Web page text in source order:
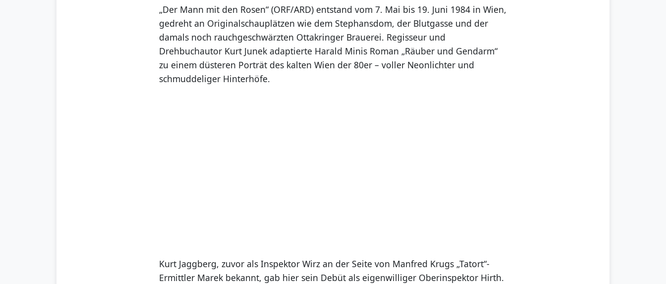
„Der Mann mit den Rosen“ (ORF/ARD) entstand vom 7. Mai bis 19. Juni 1984 in Wien,
gedreht an Originalschauplätzen wie dem Stephansdom, der Blutgasse und der
damals noch rauchgeschwärzten Ottakringer Brauerei. Regisseur und
Drehbuchautor Kurt Junek adaptierte Harald Minis Roman „Räuber und Gendarm“
zu einem düsteren Porträt des kalten Wien der 80er – voller Neonlichter und
schmuddeliger Hinterhöfe.
Kurt Jaggberg, zuvor als Inspektor Wirz an der Seite von Manfred Krugs „Tatort“-
Ermittler Marek bekannt, gab hier sein Debüt als eigenwilliger Oberinspektor Hirth.